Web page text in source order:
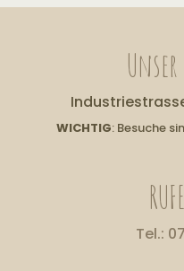
Unser
WICHTIG: Besuche
Tel.: